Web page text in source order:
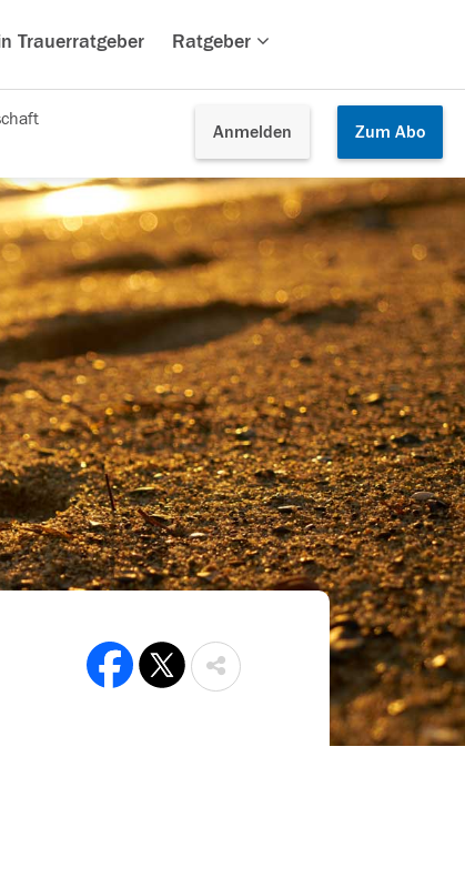
Trauerratgeber Ratgeber
Anmelden Zum Abo